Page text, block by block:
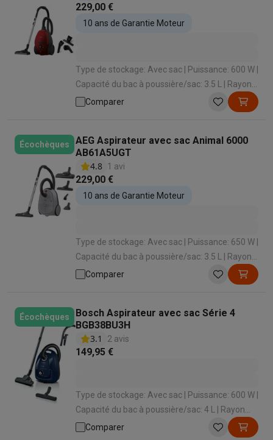
229,00 €
10 ans de Garantie Moteur
Type de stockage: Avec sac | Puissance: 600 W |
Capacité du bac à poussière/sac: 3.5 L | Rayon
d'action: 12 m | Enrouleur de cordon: Oui
Comparer
Écochèques
AEG Aspirateur avec sac Animal 6000
AB61A5UGT
4.8 1 avi
229,00 €
10 ans de Garantie Moteur
Type de stockage: Avec sac | Puissance: 650 W |
Capacité du bac à poussière/sac: 3.5 L | Rayon
d'action: 12 m | Enrouleur de cordon: Oui
Comparer
Écochèques
Bosch Aspirateur avec sac Série 4
BGB38BU3H
3.1
2 avis
149,95 €
Type de stockage: Avec sac | Puissance: 600 W |
Capacité du bac à poussière/sac: 4 L | Rayon
d'action: 10 m | Enrouleur de cordon: Oui
Comparer